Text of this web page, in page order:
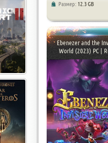
Гонки
Размер: 12.3 GB
Ebenezer and the
World (2023) PC |